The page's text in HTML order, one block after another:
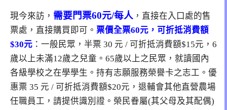
現今來訪， 需要門票60元/每人 ，直接在入口處的售
票處，直接購買即可。 票價全票60元，可折抵消費額
$30元 ：一般民眾，半票 30 元 / 可折抵消費額$15元，6
歲以上未滿12歲之兒童。65歲以上之民眾，就讀國內
各級學校之在學學生。持有志願服務榮譽卡之志工。優
惠票 35 元 / 可折抵消費額$20元，退輔會其他直營農場
任職員工，請提供識別證。榮民眷屬(其父母及其配偶)